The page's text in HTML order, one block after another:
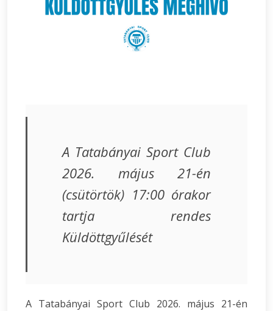
A Tatabányai Sport Club
2026. május 21-én
(csütörtök) 17:00 órakor
tartja rendes
Küldöttgyűlését
A Tatabányai Sport Club 2026. május 21-én